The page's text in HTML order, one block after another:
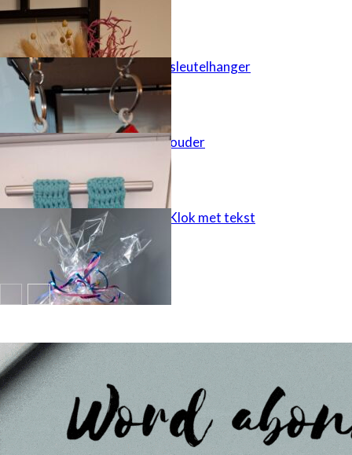
Houten huisje sleutelhanger
Keukendoek houder
cadeau idee – Klok met tekst